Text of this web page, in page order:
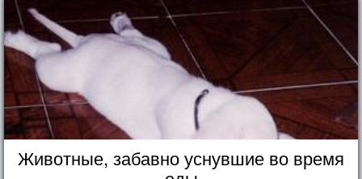
Животные, забавно уснувшие во время